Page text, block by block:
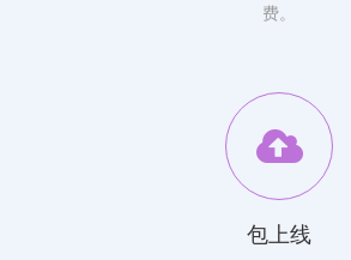
费。
包上线